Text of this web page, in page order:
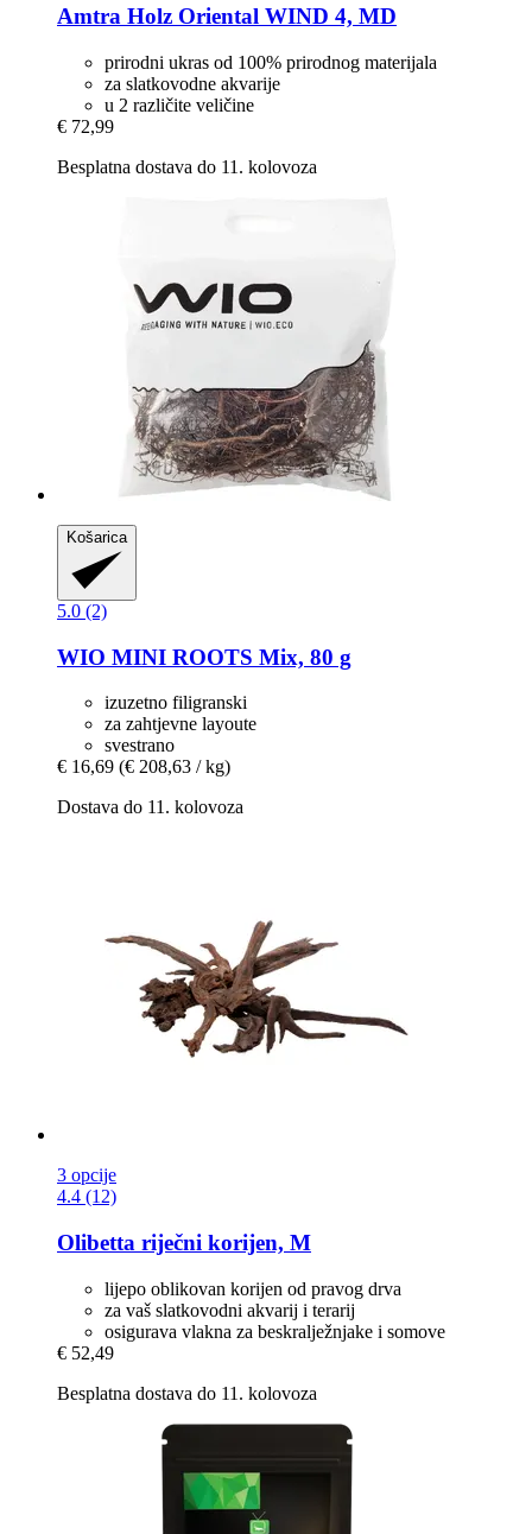
Amtra Holz Oriental WIND 4, MD
prirodni ukras od 100% prirodnog materijala
za slatkovodne akvarije
u 2 različite veličine
€ 72,99
Besplatna dostava do 11. kolovoza
Košarica
5.0 (2)
WIO MINI ROOTS Mix, 80 g
izuzetno filigranski
za zahtjevne layoute
svestrano
€ 16,69 (€ 208,63 / kg)
Dostava do 11. kolovoza
3 opcije
4.4 (12)
Olibetta riječni korijen, M
lijepo oblikovan korijen od pravog drva
za vaš slatkovodni akvarij i terarij
osigurava vlakna za beskralježnjake i somove
€ 52,49
Besplatna dostava do 11. kolovoza